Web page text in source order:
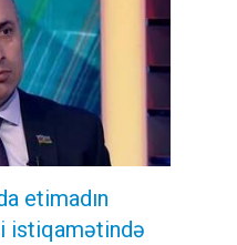
etimadın
istiqamətində